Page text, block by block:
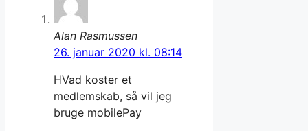
Alan Rasmussen
26. januar 2020 kl. 08:14
HVad koster et
medlemskab, så vil jeg
bruge mobilePay